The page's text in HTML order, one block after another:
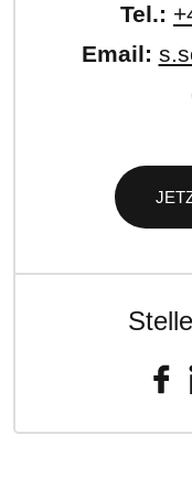
Tel.:
Email: